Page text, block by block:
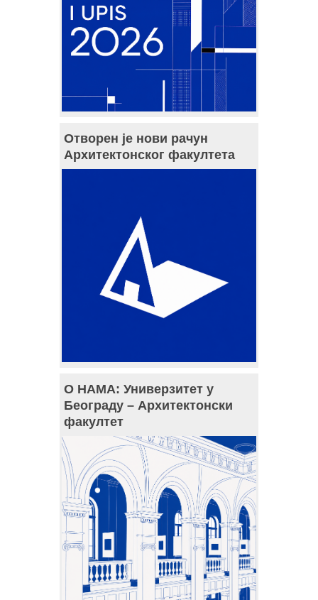
Отворен је нови рачун
Архитектонског факултета
О НАМА: Универзитет у
Београду – Архитектонски
факултет